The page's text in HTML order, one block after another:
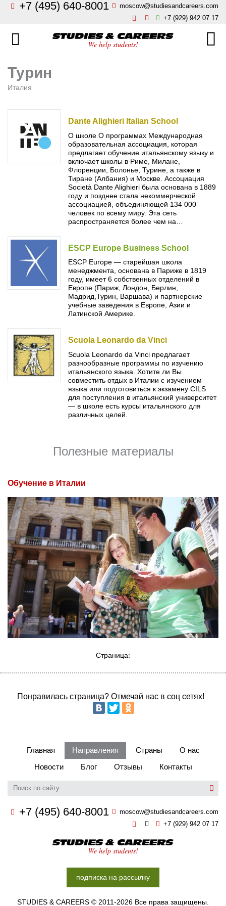
+7 (495) 640-8001
moscow@studiesandcareers.com
+7 (929) 942 07 17
We help students!
Бизнес, менеджмент, финансы
Архитектура и инжиниринг
Языковые школы
Гостиничный бизнес, туризм
Кулинарное искусство
Другие направления
Турин
Италия
Dante Alighieri Italian School
О школе О программах Международная
образовательная ассоциация, которая
предлагает обучение итальянскому языку и
включает школы в Риме, Милане,
Флоренции, Болонье, Турине, а также в
Тиране (Албания) и Москве. Ассоциация
Società Dante Alighieri была основана в 1889
году и позднее стала некоммерческой
ассоциацией, объединяющей 134 000
человек по всему миру. Эта сеть
распространяется более чем на…
ESCP Europe Business School
ESCP Europe — старейшая школа
менеджмента, основана в Париже в 1819
году, имеет 6 собственных отделений в
Европе (Париж, Лондон, Берлин,
Мадрид,Турин, Варшава) и партнерские
учебные заведения в Европе, Азии и
Латинской Америке.
Scuola Leonardo da Vinci
Scuola Leonardo da Vinci предлагает
разнообразные программы по изучению
итальянского языка. Хотите ли Вы
совместить отдых в Италии с изучением
языка или подготовиться к экзамену CILS
для поступления в итальянский университет
— в школе есть курсы итальянского для
различных целей.
Полезные материалы
Обучение в Италии
Страница:
Понравилась страница? Отмечай нас в соц сетях!
Главная
Направления
О нас
Новости
Блог
Отзывы
Главная Направления Страны
О нас
Новости
Блог Отзывы Контакты
+7 (495) 640-8001
moscow@studiesandcareers.com
+7 (929) 942 07 17
We help students!
подписка на рассылку
STUDIES & CAREERS © 2011-2026 Все права защищены.